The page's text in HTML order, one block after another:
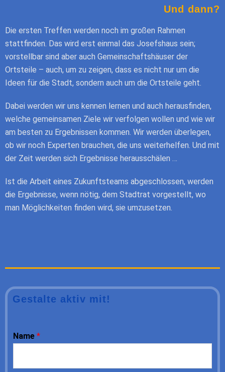
Und dann?
Die ersten Treffen werden noch im großen Rahmen
stattfinden. Das wird erst einmal das Josefshaus sein;
vorstellbar sind aber auch Gemeinschaftshäuser der
Ortsteile – auch, um zu zeigen, dass es nicht nur um die
Ideen für die Stadt, sondern auch um die Ortsteile geht.
Dabei werden wir uns kennen lernen und auch herausfinden,
welche gemeinsamen Ziele wir verfolgen wollen und wie wir
am besten zu Ergebnissen kommen. Wir werden überlegen,
ob wir noch Experten brauchen, die uns weiterhelfen. Und mit
der Zeit werden sich Ergebnisse herausschälen …
Ist die Arbeit eines Zukunftsteams abgeschlossen, werden
die Ergebnisse, wenn nötig, dem Stadtrat vorgestellt, wo
man Möglichkeiten finden wird, sie umzusetzen.
Gestalte aktiv mit!
Name *